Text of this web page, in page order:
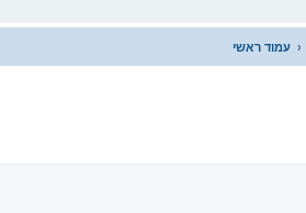
עמוד ראשי